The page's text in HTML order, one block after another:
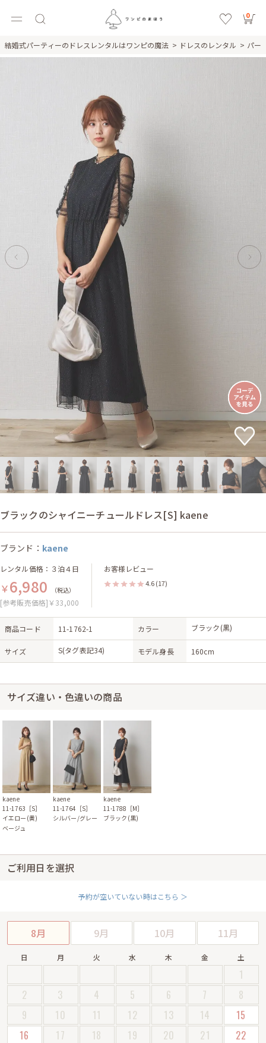
0
結婚式パーティーのドレスレンタルはワンピの魔法 ドレスのレンタル パー
ブラックのシャイニーチュールドレス[S] kaene
ブランド： kaene
レンタル価格：３泊４日
￥6,980 （税込）
[参考販売価格]￥33,000
お客様レビュー
4.6 (17)
商品コード 11-1762-1 カラー ブラック(黒)
サイズ S(タグ表記34) モデル身長 160cm
サイズ違い・色違いの商品
kaene
11-1763［S］
イエロー(黄)
ベージュ
kaene
11-1764［S］
シルバー/グレー
kaene
11-1788［M］
ブラック(黒)
ご利用日を選択
予約が空いていない時はこちら ＞
8月 9月 10月 11月
日 月 火 水 木 金 土
1
2
3 4 5 6 7
8
9
10 11 12 13 14
15
16
17 18 19 20 21
22